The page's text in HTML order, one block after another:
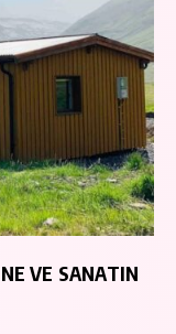
VE SANATIN